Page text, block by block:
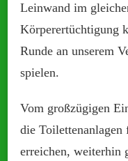
Leinwand im
Körperertüchtigung
Runde an unserem
spielen.
Vom großzügigen
die
erreichen, weiterhin